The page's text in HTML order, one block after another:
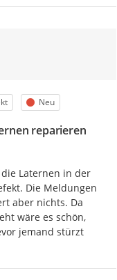
Status
Neu
reparieren
Laternen in der
Die Meldungen
aber nichts. Da
wäre es schön,
jemand stürzt